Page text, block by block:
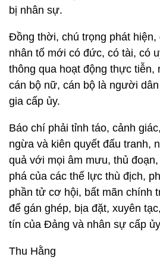
bị nhân sự.
Đồng thời, chú trọng phát
nhân tố mới có đức, có tài, có
thông qua hoạt động thực tiễn,
cán bộ nữ, cán bộ là người
gia cấp ủy.
Báo chí phải tỉnh táo, cảnh
ngừa và kiên quyết đấu tranh,
quả với mọi âm mưu, thủ
phá của các thế lực thù địch,
phần tử cơ hội, bất mãn chính
để gán ghép, bịa đặt, xuyên
tín của Đảng và nhân sự cấp
Thu Hằng